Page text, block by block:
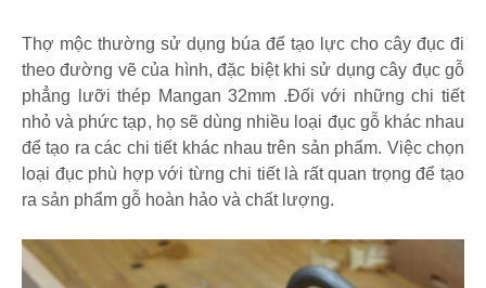
Thợ mộc thường sử dụng búa để tạo lực cho cây đục đi
theo đường vẽ của hình, đặc biệt khi sử dụng cây đục gỗ
phẳng lưỡi thép Mangan 32mm .Đối với những chi tiết
nhỏ và phức tạp, họ sẽ dùng nhiều loại đục gỗ khác nhau
để tạo ra các chi tiết khác nhau trên sản phẩm. Việc chọn
loại đục phù hợp với từng chi tiết là rất quan trọng để tạo
ra sản phẩm gỗ hoàn hảo và chất lượng.